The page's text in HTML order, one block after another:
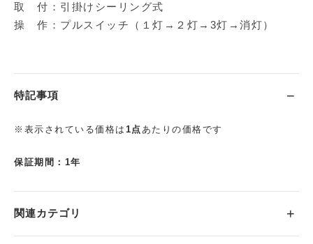
取 付：引掛けシーリング式
操 作：プルスイッチ（１灯→２灯→3灯→消灯）
特記事項
※表示されている価格は 1点あたりの価格です
保証期間：1年
関連カテゴリ